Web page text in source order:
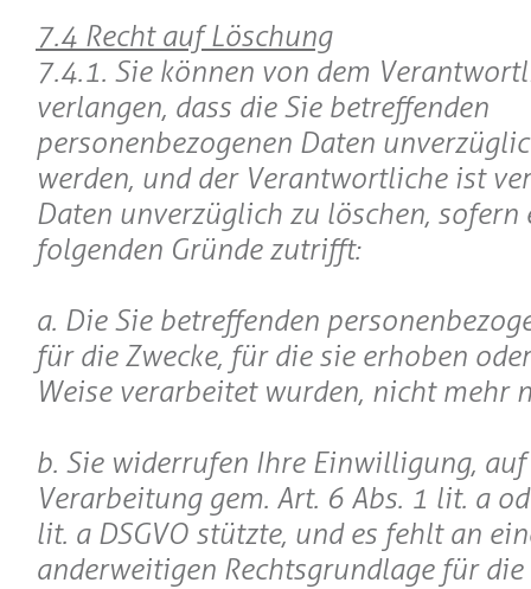
7.4 Recht auf Löschung
7.4.1. Sie können von dem
verlangen, dass die Sie betreffenden
personenbezogenen Daten
werden, und der Verantwortliche ist
Daten unverzüglich zu löschen, sofern
folgenden Gründe zutrifft:
a. Die Sie betreffenden
für die Zwecke, für die sie erhoben
Weise verarbeitet wurden, nicht mehr
b. Sie widerrufen Ihre Einwilligung,
Verarbeitung gem. Art. 6 Abs. 1 lit. a
lit. a DSGVO stützte, und es fehlt an
anderweitigen Rechtsgrundlage für